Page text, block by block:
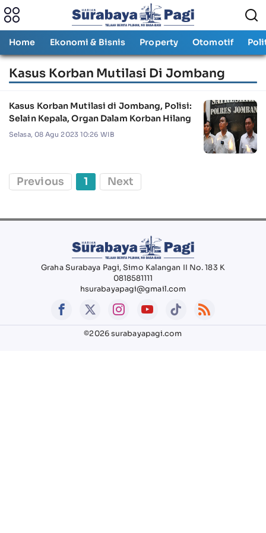
Home Ekonomi & Bisnis Property Otomotif
Kasus Korban Mutilasi Di Jombang
Kasus Korban Mutilasi di Jombang, Polisi:
Selain Kepala, Organ Dalam Korban Hilang
Selasa, 08 Agu 2023 10:26 WIB
Previous 1 Next
Graha Surabaya Pagi, Simo Kalangan II No. 183 K
0818581111
hsurabayapagi@gmail.com
©2026 surabayapagi.com